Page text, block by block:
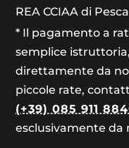
REA CCIAA di
* Il pagamento a
semplice
direttamente da
piccole rate,
(+39) 085 911
esclusivamente da